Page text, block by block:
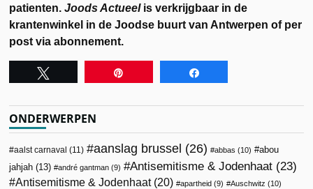
patienten.Joods Actueelis verkrijgbaar in de
krantenwinkel in de Joodse buurt van Antwerpen of per
post via abonnement.
ONDERWERPEN
aalst carnaval (11) aanslag brussel (26) abbas (10)
abou
jahjah (13) andré gantman (9) Antisemitisme & Jodenhaat (23)
Antisemitisme & Jodenhaat(20) apartheid (9) Auschwitz (10)